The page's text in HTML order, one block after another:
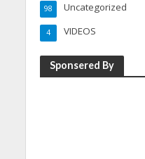
Uncategorized
98
VIDEOS
4
Sponsered By